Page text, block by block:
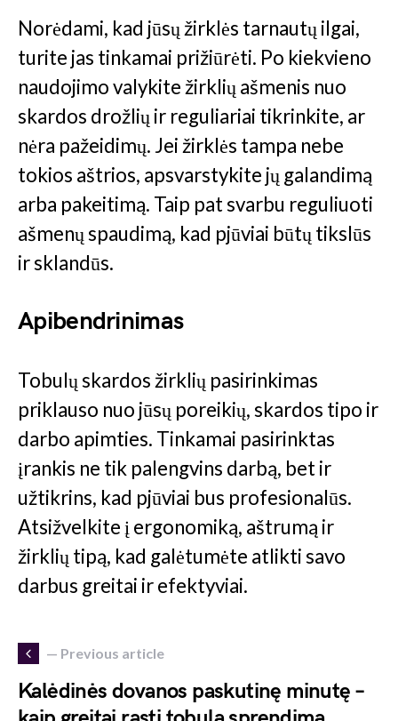
Norėdami, kad jūsų žirklės tarnautų ilgai,
turite jas tinkamai prižiūrėti. Po kiekvieno
naudojimo valykite žirklių ašmenis nuo
skardos drožlių ir reguliariai tikrinkite, ar
nėra pažeidimų. Jei žirklės tampa nebe
tokios aštrios, apsvarstykite jų galandimą
arba pakeitimą. Taip pat svarbu reguliuoti
ašmenų spaudimą, kad pjūviai būtų tikslūs
ir sklandūs.
Apibendrinimas
Tobulų skardos žirklių pasirinkimas
priklauso nuo jūsų poreikių, skardos tipo ir
darbo apimties. Tinkamai pasirinktas
įrankis ne tik palengvins darbą, bet ir
užtikrins, kad pjūviai bus profesionalūs.
Atsižvelkite į ergonomiką, aštrumą ir
žirklių tipą, kad galėtumėte atlikti savo
darbus greitai ir efektyviai.
— Previous article
Kalėdinės dovanos paskutinę minutę –